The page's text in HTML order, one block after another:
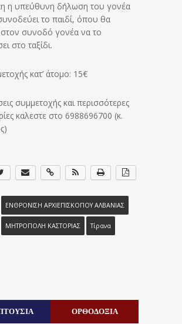
η υπεύθυνη δήλωση του γονέα
το παιδί, όπου θα
στον συνοδό γονέα να το
στο ταξίδι.
κατ’ άτομο: 15€
συμμετοχής και περισσότερες
καλεστε στο 6988696700 (κ.
ΕΝΘΡΟΝΙΣΗ ΑΡΧΙΕΠΙΣΚΟΠΟΥ ΑΛΒΑΝΙΑΣ
ΜΗΤΡΟΠΟΛΗ ΚΑΣΤΟΡΙΑΣ Τίρανα
ΟΡΘΟΔΟΞΙΑ